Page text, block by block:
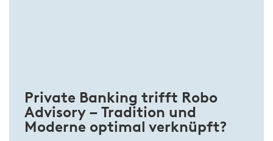
Private Banking trifft Robo
Advisory – Tradition und
Moderne optimal verknüpft?